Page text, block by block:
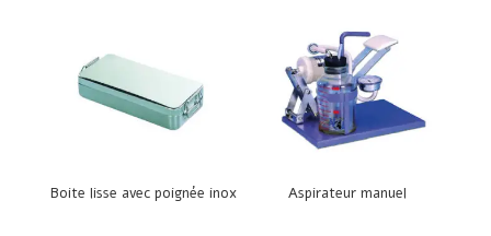
Boite lisse avec poignée inox Aspirateur manuel